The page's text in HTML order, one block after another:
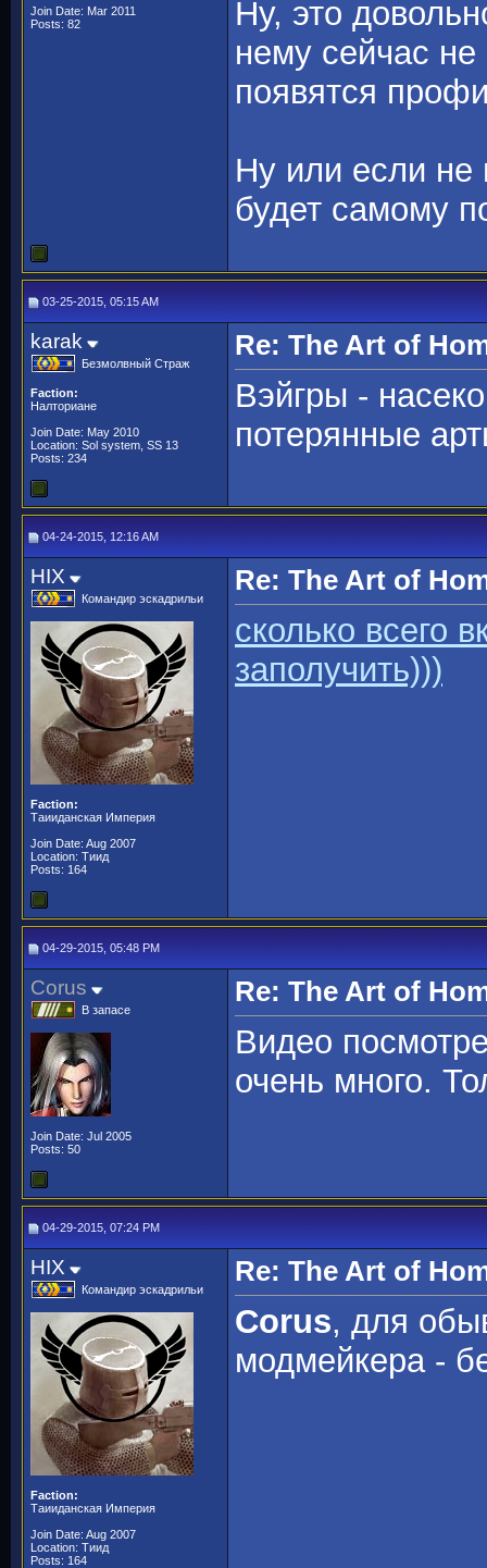
Join Date: Mar 2011
Posts: 82
Ну, это
нему сейчас не
появятся
Ну или если не
будет самому
03-25-2015, 05:15 AM
karak
Безмолвный Страж
Faction:
Налториане
Join Date: May 2010
Location: Sol system, SS 13
Posts: 234
Re: The Art of
Вэйгры -
потерянные
04-24-2015, 12:16 AM
HIX
Командир эскадрильи
Faction:
Таииданская Империя
Join Date: Aug 2007
Location: Тиид
Posts: 164
Re: The Art of
сколько всего
заполучить)))
04-29-2015, 05:48 PM
Corus
В запасе
Join Date: Jul 2005
Posts: 50
Re: The Art of
Видео
очень много.
04-29-2015, 07:24 PM
HIX
Командир эскадрильи
Faction:
Таииданская Империя
Join Date: Aug 2007
Location: Тиид
Posts: 164
Re: The Art of
Corus, для
модмейкера -